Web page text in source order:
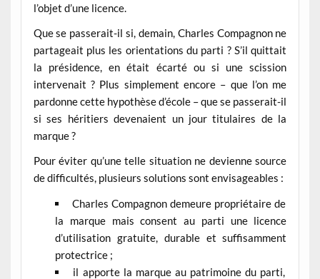
l’objet d’une licence.
Que se passerait-il si, demain, Charles Compagnon ne
partageait plus les orientations du parti ? S’il quittait
la présidence, en était écarté ou si une scission
intervenait ? Plus simplement encore – que l’on me
pardonne cette hypothèse d’école – que se passerait-il
si ses héritiers devenaient un jour titulaires de la
marque ?
Pour éviter qu’une telle situation ne devienne source
de difficultés, plusieurs solutions sont envisageables :
Charles Compagnon demeure propriétaire de
la marque mais consent au parti une licence
d’utilisation gratuite, durable et suffisamment
protectrice ;
il apporte la marque au patrimoine du parti,